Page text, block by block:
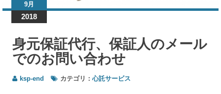
ルで
問い
合わ
せ
9月
2018
身元保証代行、保証人のメール
でのお問い合わせ
ksp-end カテゴリ：心託サービス